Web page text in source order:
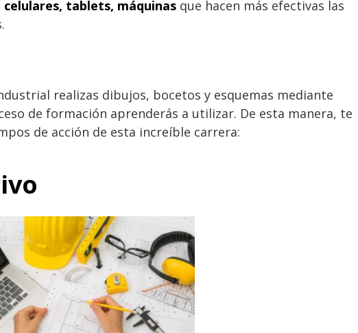
tablets, máquinas que hacen más efectivas las
realizas dibujos, bocetos y esquemas mediante
de formación aprenderás a utilizar. De esta manera, te
de acción de esta increíble carrera: